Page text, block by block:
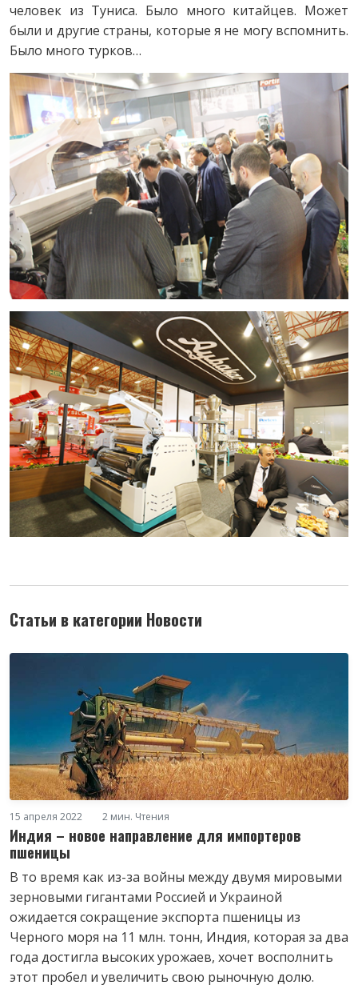
человек из Туниса. Было много китайцев. Может
были и другие страны, которые я не могу вспомнить.
Было много турков…
Статьи в категории Новости
15 апреля 2022 2 мин. Чтения
Индия – новое направление для импортеров
пшеницы
В то время как из-за войны между двумя мировыми
зерновыми гигантами Россией и Украиной
ожидается сокращение экспорта пшеницы из
Черного моря на 11 млн. тонн, Индия, которая за два
года достигла высоких урожаев, хочет восполнить
этот пробел и увеличить свою рыночную долю.